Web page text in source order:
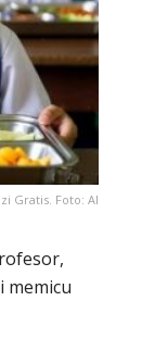
Gratis. Foto: AI
memicu